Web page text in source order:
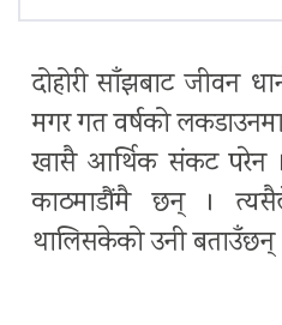
दोहोरी साँझबाट जीवन
मगर गत वर्षको
खासै आर्थिक संकट परेन
काठमाडौंमै छन् ।
थालिसकेको उनी बताउँछन्